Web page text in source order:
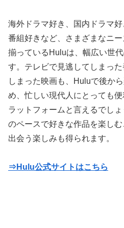
海外ドラマ好き、国内ドラマ
番組好きなど、さまざまなニ
揃っているHuluは、幅広い世
す。テレビで見逃してしまっ
しまった映画も、Huluで後か
め、忙しい現代人にとっても
ラットフォームと言えるでし
のペースで好きな作品を楽し
出会う楽しみも得られます。
⇒Hulu公式サイトはこちら